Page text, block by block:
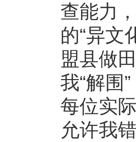
查能力
的“异文
盟县做
我“解围
每位实
允许我